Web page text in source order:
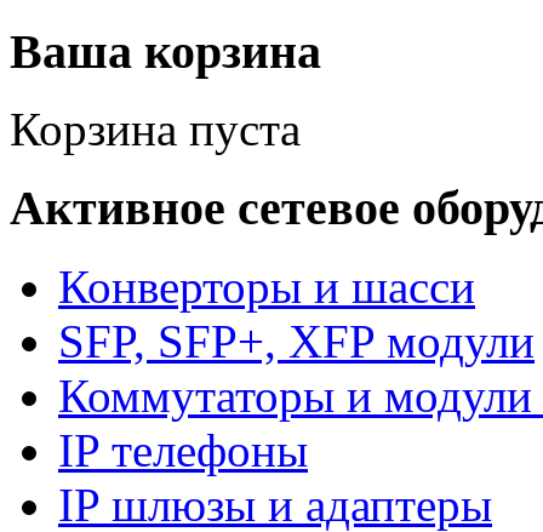
Ваша корзина
Корзина пуста
Активное сетевое
Конверторы и шасси
SFP, SFP+, XFP модули
Коммутаторы и модули
IP телефоны
IP шлюзы и адаптеры